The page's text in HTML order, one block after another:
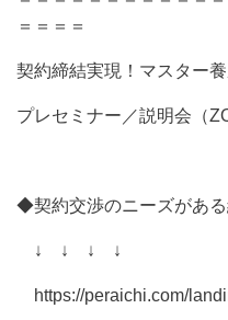
＝＝＝＝
契約締結実現！マスター養
プレセミナー／説明会（
◆契約交渉のニーズがあ
↓ ↓ ↓ ↓
https://peraichi.com/